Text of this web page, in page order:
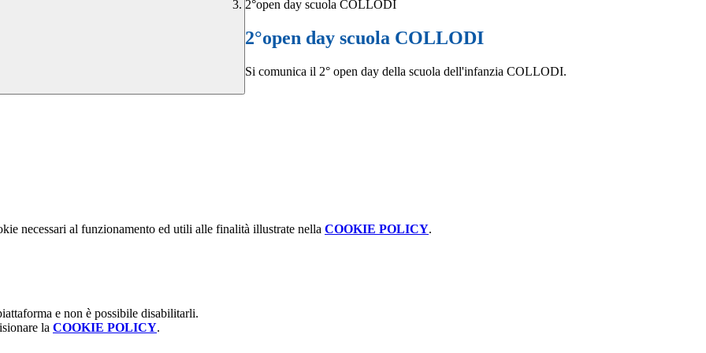
2°open day scuola COLLODI
2°open day scuola COLLODI
Si comunica il 2° open day della scuola dell'infanzia COLLODI.
necessari al funzionamento ed utili alle finalità illustrate nella COOKIE POLICY.
e non è possibile disabilitarli.
la COOKIE POLICY.